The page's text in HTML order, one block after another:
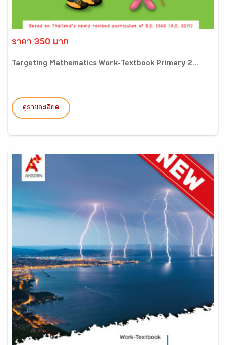
ราคา 350 บาท
Targeting Mathematics Work-Textbook Primary 2...
ดูรายละเอียด